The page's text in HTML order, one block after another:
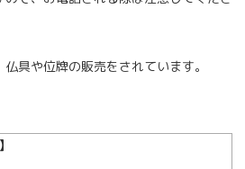
具や位牌の販売をされています。